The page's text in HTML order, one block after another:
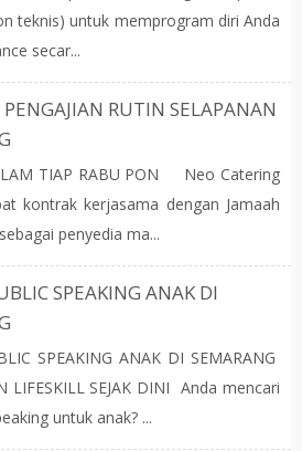
teknis) untuk memprogram diri Anda
secar...
RUTIN SELAPANAN
TIAP RABU PON Neo Catering
kontrak kerjasama dengan Jamaah
penyedia ma...
SPEAKING ANAK DI
SPEAKING ANAK DI SEMARANG
LIFESKILL SEJAK DINI Anda mencari
untuk anak? ...